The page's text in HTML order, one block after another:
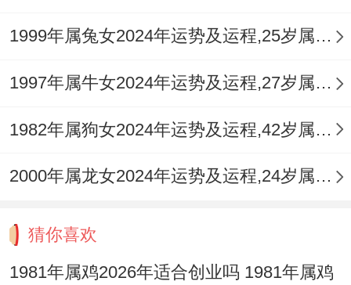
以水、木、火为喜用，2026年丙午，火势猛
火炼真金，大有作为之年创业成功几率极
高，但对于命局忌火，原本火已过旺者，此
恐身心俱疲，反不如守成待时。
2.大运流年的综合参详
最终决策必须结合当前所行大运。若正行
1999年属兔女2024年运势及运程,25岁属兔人2024全年每月运势女性如何
1997年属牛女2024年运势及运程,27岁属牛人2024全年每月运势女性如何
1982年属狗女2024年运势及运程,42岁属狗人2024全年每月运势女性如何
2000年属龙女2024年运势及运程,24岁属龙人2024全年每月运势女性如何
猜你喜欢
1981年属鸡2026年适合创业吗 1981年属鸡